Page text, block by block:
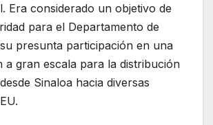
Era considerado un objetivo de
para el Departamento de
presunta participación en una
a gran escala para la distribución
Sinaloa hacia diversas